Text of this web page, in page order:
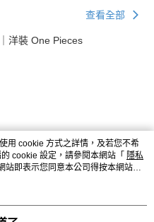
查看全部
洋裝 One Pieces
用 cookie 方式之詳情，及若您不希
cookie 設定，請參閱本網站「 隱私
站即表示您同意本公司得按本網站使